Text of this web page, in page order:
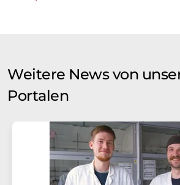
Weitere News von
Portalen